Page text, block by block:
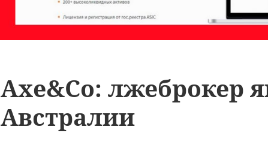
Axe&Co: лжеброкер
Австралии